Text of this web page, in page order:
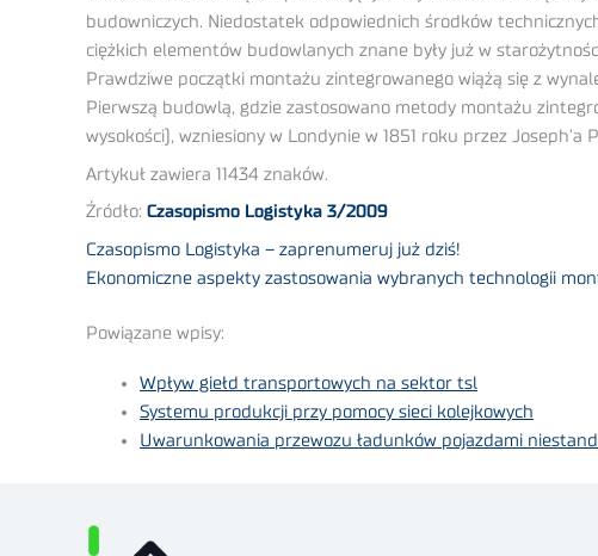
budowniczych. Niedostatek odpowiednich środków
ciężkich elementów budowlanych znane były już w
Prawdziwe początki montażu zintegrowanego wiążą się z
Pierwszą budowlą, gdzie zastosowano metody montażu
wysokości), wzniesiony w Londynie w 1851 roku przez Joseph’a
Artykuł zawiera 11434 znaków.
Źródło: Czasopismo Logistyka 3/2009
Czasopismo Logistyka – zaprenumeruj już dziś!
Ekonomiczne aspekty zastosowania wybranych technologii
Powiązane wpisy:
Wpływ giełd transportowych na sektor tsl
Systemu produkcji przy pomocy sieci kolejkowych
Uwarunkowania przewozu ładunków pojazdami